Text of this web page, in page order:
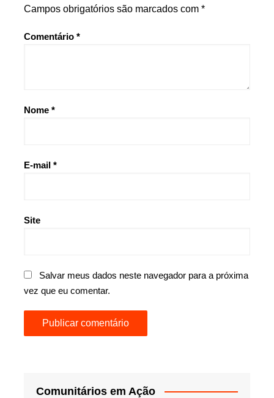
Campos obrigatórios são marcados com *
Comentário *
Nome *
E-mail *
Site
Salvar meus dados neste navegador para a próxima
vez que eu comentar.
Comunitários em Ação